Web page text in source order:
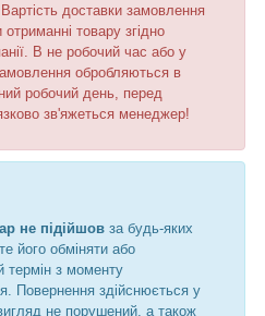
доставки замовлення
товару згідно
В не робочий час або у
обробляються в
робочий день, перед
зв'яжеться менеджер!
не підійшов за будь-яких
його обміняти або
термін з моменту
Повернення здійснюється у
не порушений, а також